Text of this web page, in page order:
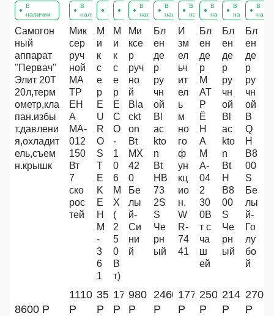
В
наличии
Самогон
ный
аппарат
"Первач"
Элит 20Т
20л,терм
ометр,кла
пан.избы
т.давлени
я,охладит
ель,съем
н.крышк
8600 Р
В
наличии
Мик
сер
руч
ной
МА
ТР
ЕН
А
МА-
012
150
Вт
7
ско
рос
тей
1110
Р
В
наличии
М
и
к
с
е
р
E
U
R
O
S
T
E
K
E
H
M
-
3
6
1
3520
Р
наличии
М
и
к
с
е
р
E
C
O
-
1
0
6
M
X
(
2
5
0
В
т)
1730
Р
В
наличии
Ми
ксе
р
руч
но
й
Bla
ckt
on
Bt
MX
42
0
Бе
лы
й-
Си
ни
й
980
Р
В
наличии
Бл
ен
де
р
ру
чн
ой
Bl
ac
kto
n
Bt
HB
73
2S
S
Че
рн
ый
2460
Р
В
наличии
И
зм
ел
ьч
ит
ел
ь
м
но
го
ф
ун
кц
ио
н.
W
R-
74
41
1770
Р
В
наличии
Бл
ен
де
р
М
АТ
Р
Ё
Н
А
M
A-
04
2
30
0В
т с
ча
ш
ей
2500
Р
В
наличии
Бл
ен
де
р
ру
чн
ой
Bl
ac
kto
n
Bt
H
B8
00
S
Че
рн
ый
2140
Р
В
Бл
ен
де
р
ру
чн
ой
B
Q
H
B8
00
S
Бе
лы
й-
Го
лу
бо
й
2700
Р